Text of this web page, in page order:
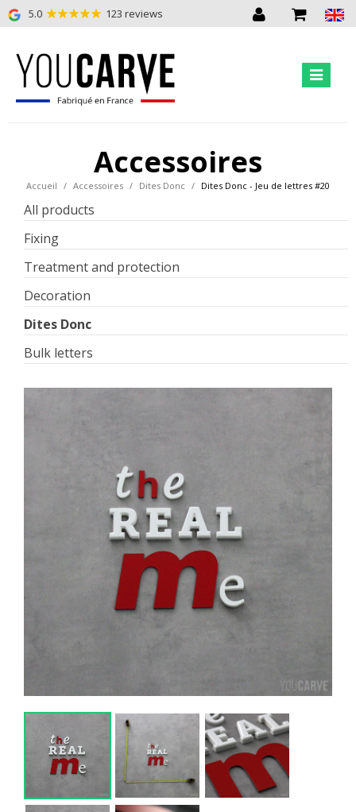
5.0 123 reviews
Accessoires
Accueil Accessoires Dites Donc Dites Donc - Jeu de lettres #20
All products
Fixing
Treatment and protection
Decoration
Dites Donc
Bulk letters